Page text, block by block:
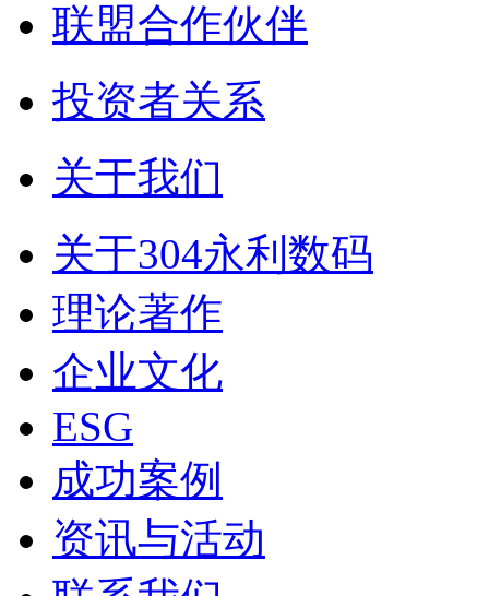
联盟合作伙伴
投资者关系
关于我们
关于304永利数码
理论著作
企业文化
ESG
成功案例
资讯与活动